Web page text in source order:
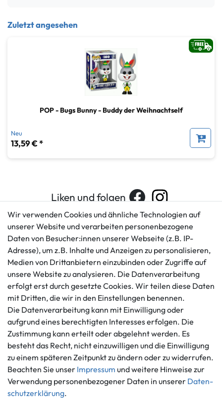
Zuletzt angesehen
POP - Bugs Bunny - Buddy der Weihnachtself
Neu
13,59 € *
Liken und folgen
Kundenservice
+49 421 596586
info@gameworld.de
Kontaktformular
Rechtliches
AGB
Impressum
Datenschutzerklärung
Widerrufs­recht
Vertrag widerrufen
Informationen
Über uns
Häufig gestellte Fragen
Zahlung und Versand
Zahlungsmöglichkeiten
Wir verwenden Cookies und ähnliche Technologien auf
unserer Website und verarbeiten personenbezogene
Daten von Besucher:innen unserer Webseite (z.B. IP-
Adresse), um z.B. Inhalte und Anzeigen zu personalisieren,
Medien von Drittanbietern einzubinden oder Zugriffe auf
unsere Website zu analysieren. Die Datenverarbeitung
erfolgt erst durch gesetzte Cookies. Wir teilen diese Daten
mit Dritten, die wir in den Einstellungen benennen.
Die Datenverarbeitung kann mit Einwilligung oder
aufgrund eines berechtigten Interesses erfolgen. Die
Zustimmung kann erteilt oder abgelehnt werden. Es
besteht das Recht, nicht einzuwilligen und die Einwilligung
zu einem späteren Zeitpunkt zu ändern oder zu widerrufen.
Beachten Sie unser Impressum und weitere Hinweise zur
Verwendung personenbezogener Daten in unserer Daten­
schutz­erklärung.